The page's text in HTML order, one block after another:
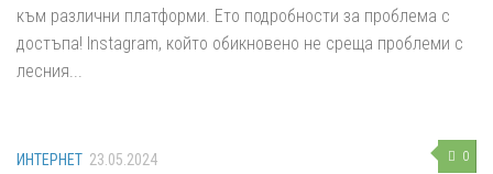
към различни платформи. Ето подробности за проблема с
достъпа! Instagram, който обикновено не среща проблеми с
лесния...
0
ИНТЕРНЕТ 23.05.2024